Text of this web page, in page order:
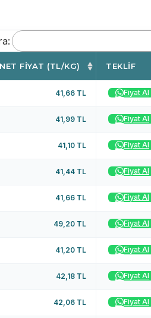
NET FIYAT (TL/KG) TEKLIF
41,66 TL Fiyat Al
41,99 TL Fiyat Al
41,10 TL Fiyat Al
41,44 TL Fiyat Al
41,66 TL Fiyat Al
49,20 TL Fiyat Al
41,20 TL Fiyat Al
42,18 TL Fiyat Al
42,06 TL Fiyat Al